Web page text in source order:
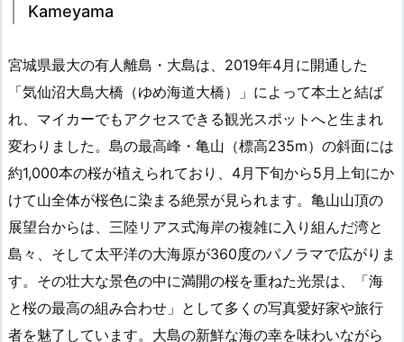
Kameyama
宮城県最大の有人離島・大島は、2019年4月に開通した
「気仙沼大島大橋（ゆめ海道大橋）」によって本土と結ば
れ、マイカーでもアクセスできる観光スポットへと生まれ
変わりました。島の最高峰・亀山（標高235m）の斜面には
約1,000本の桜が植えられており、4月下旬から5月上旬にか
けて山全体が桜色に染まる絶景が見られます。亀山山頂の
展望台からは、三陸リアス式海岸の複雑に入り組んだ湾と
島々、そして太平洋の大海原が360度のパノラマで広がりま
す。その壮大な景色の中に満開の桜を重ねた光景は、「海
と桜の最高の組み合わせ」として多くの写真愛好家や旅行
者を魅了しています。大島の新鮮な海の幸を味わいながら